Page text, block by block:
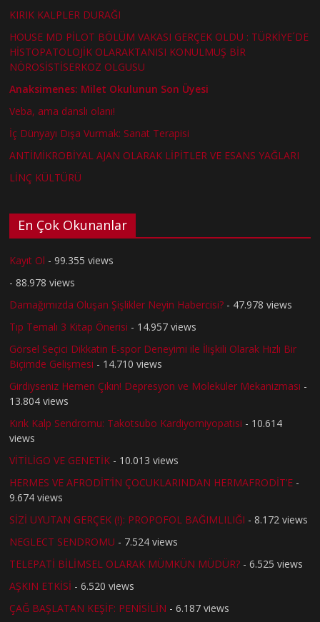
KIRIK KALPLER DURAĞI
HOUSE MD PİLOT BÖLÜM VAKASI GERÇEK OLDU : TÜRKİYE´DE
HİSTOPATOLOJİK OLARAKTANISI KONULMUŞ BİR
NÖROSİSTİSERKOZ OLGUSU
Anaksimenes: Milet Okulunun Son Üyesi
Veba, ama danslı olanı!
İç Dünyayı Dışa Vurmak: Sanat Terapisi
ANTİMİKROBİYAL AJAN OLARAK LİPİTLER VE ESANS YAĞLARI
LİNÇ KÜLTÜRÜ
En Çok Okunanlar
Kayıt Ol - 99.355 views
- 88.978 views
Damağımızda Oluşan Şişlikler Neyin Habercisi? - 47.978 views
Tıp Temalı 3 Kitap Önerisi - 14.957 views
Görsel Seçici Dikkatin E-spor Deneyimi ile İlişkili Olarak Hızlı Bir
Biçimde Gelişmesi - 14.710 views
Girdiyseniz Hemen Çıkın! Depresyon ve Moleküler Mekanizması -
13.804 views
Kırık Kalp Sendromu: Takotsubo Kardiyomiyopatisi - 10.614
views
VİTİLİGO VE GENETİK - 10.013 views
HERMES VE AFRODİT’İN ÇOCUKLARINDAN HERMAFRODİT’E -
9.674 views
SİZİ UYUTAN GERÇEK (!): PROPOFOL BAĞIMLILIĞI - 8.172 views
NEGLECT SENDROMU - 7.524 views
TELEPATİ BİLİMSEL OLARAK MÜMKÜN MÜDÜR? - 6.525 views
AŞKIN ETKİSİ - 6.520 views
ÇAĞ BAŞLATAN KEŞİF: PENİSİLİN - 6.187 views